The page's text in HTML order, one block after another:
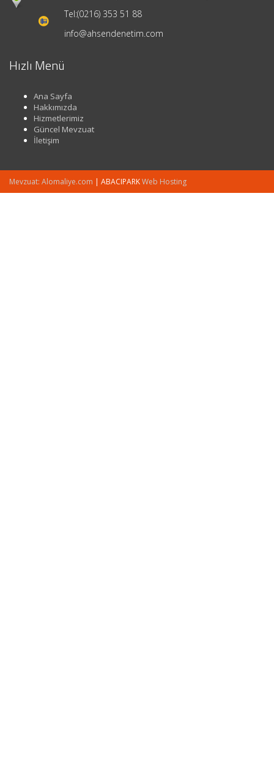
Tel:(0216) 353 51 88
info@ahsendenetim.com
Hızlı Menü
Ana Sayfa
Hakkımızda
Hizmetlerimiz
Güncel Mevzuat
İletişim
Mevzuat: Alomaliye.com | ABACIPARKWeb Hosting